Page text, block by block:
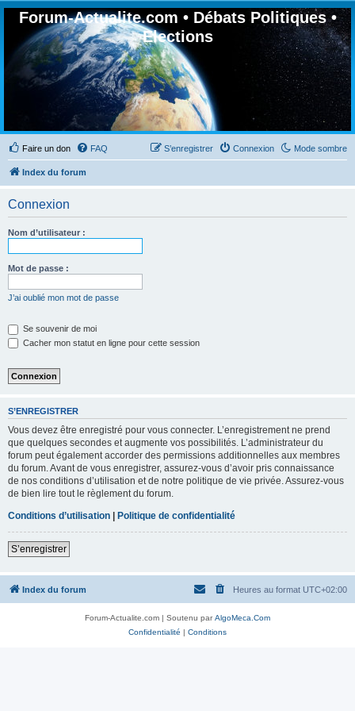
Forum-Actualite.com • Débats Politiques •
Elections
Faire un don Mode sombre
FAQ Connexion
S’enregistrer
Index du forum
Connexion
Nom d’utilisateur :
Mot de passe :
J’ai oublié mon mot de passe
Se souvenir de moi
Cacher mon statut en ligne pour cette session
S’ENREGISTRER
Vous devez être enregistré pour vous connecter. L’enregistrement ne prend
que quelques secondes et augmente vos possibilités. L’administrateur du
forum peut également accorder des permissions additionnelles aux membres
du forum. Avant de vous enregistrer, assurez-vous d’avoir pris connaissance
de nos conditions d’utilisation et de notre politique de vie privée. Assurez-vous
de bien lire tout le règlement du forum.
Conditions d’utilisation | Politique de confidentialité
S’enregistrer
Index du forum Heures au format UTC+02:00
Forum-Actualite.com | Soutenu parAlgoMeca.Com
Confidentialité | Conditions